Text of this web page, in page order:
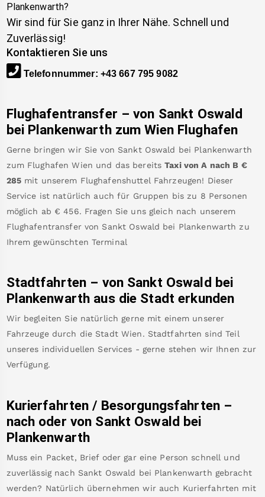
Plankenwarth?
Wir sind für Sie ganz in Ihrer Nähe. Schnell und
Zuverlässig!
Kontaktieren Sie uns
Telefonnummer: +43 667 795 9082
Flughafentransfer – von Sankt Oswald
bei Plankenwarth zum Wien Flughafen
Gerne bringen wir Sie von Sankt Oswald bei Plankenwarth
zum Flughafen Wien und das bereits Taxi von A nach B €
285 mit unserem Flughafenshuttel Fahrzeugen! Dieser
Service ist natürlich auch für Gruppen bis zu 8 Personen
möglich ab € 456. Fragen Sie uns gleich nach unserem
Flughafentransfer von Sankt Oswald bei Plankenwarth zu
Ihrem gewünschten Terminal
Stadtfahrten – von Sankt Oswald bei
Plankenwarth aus die Stadt erkunden
Wir begleiten Sie natürlich gerne mit einem unserer
Fahrzeuge durch die Stadt Wien. Stadtfahrten sind Teil
unseres individuellen Services - gerne stehen wir Ihnen zur
Verfügung.
Kurierfahrten / Besorgungsfahrten –
nach oder von Sankt Oswald bei
Plankenwarth
Muss ein Packet, Brief oder gar eine Person schnell und
zuverlässig nach Sankt Oswald bei Plankenwarth gebracht
werden? Natürlich übernehmen wir auch Kurierfahrten mit